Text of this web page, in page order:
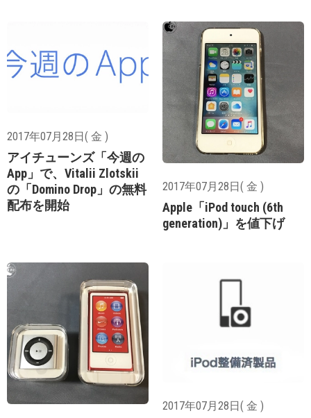
2017年07月28日( 金 )
アイチューンズ「今週の
App」で、Vitalii Zlotskii
の「Domino Drop」の無料
配布を開始
2017年07月28日( 金 )
Apple「iPod touch (6th
generation)」を値下げ
2017年07月28日( 金 )